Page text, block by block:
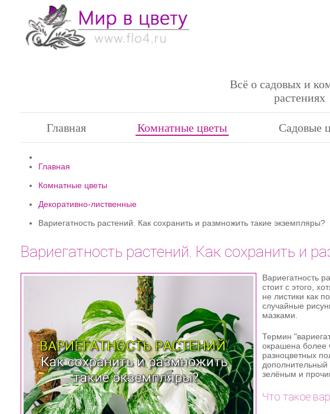
Всё о садовых и
растениях
Главная Комнатные цветы Садовые
Главная
Комнатные цветы
Декоративно-лиственные
Вариегатность растений. Как сохранить и размножить такие экземпляры?
Вариегатность растений. Как сохранить и
Вариегатность
стоит с этого,
не листики как
случайные
мазками.
Термин
окрашена более
разноцветных
дополнительный
зелёным и
Что такое